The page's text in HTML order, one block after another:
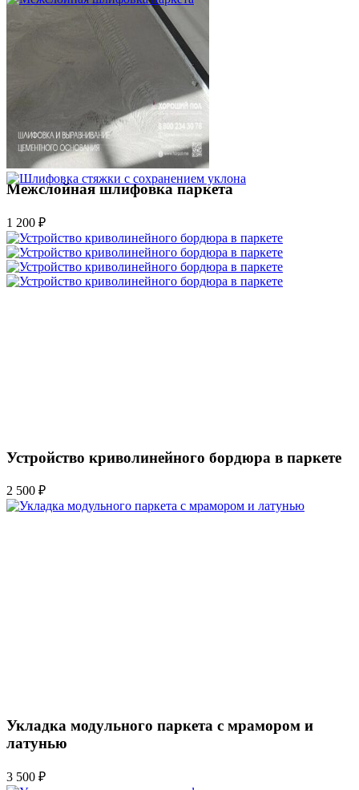
Межслойная шлифовка паркета
1 200 ₽
Устройство криволинейного бордюра в паркете
2 500 ₽
Укладка модульного паркета с мрамором и
латунью
3 500 ₽